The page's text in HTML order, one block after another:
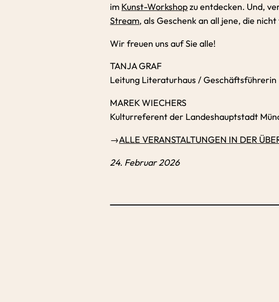
im Kunst-Workshopzu entdecken. Und,
Stream, als Geschenk an all jene, die
Wir freuen uns auf Sie alle!
TANJA GRAF
Leitung Literaturhaus /
MAREK WIECHERS
Kulturreferent der Landeshauptstadt
→ALLE VERANSTALTUNGEN IN DER
24. Februar 2026